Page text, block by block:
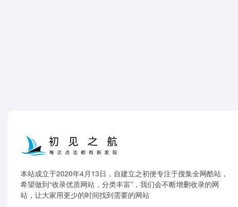
本站成立于2020年4月13日，自建立之初便专注于搜集全网酷站，
希望做到“收录优质网站，分类丰富”，我们会不断增删收录的网
站，让大家用更少的时间找到需要的网站